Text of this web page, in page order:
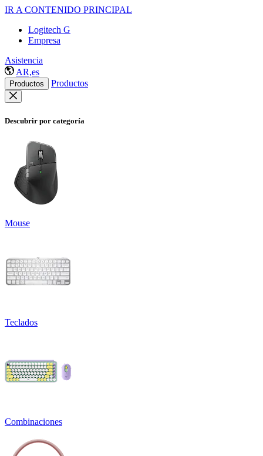
IR A CONTENIDO PRINCIPAL
Logitech G
Empresa
Asistencia
AR,es
Productos Productos
Descubrir por categoría
Mouse
Teclados
Combinaciones